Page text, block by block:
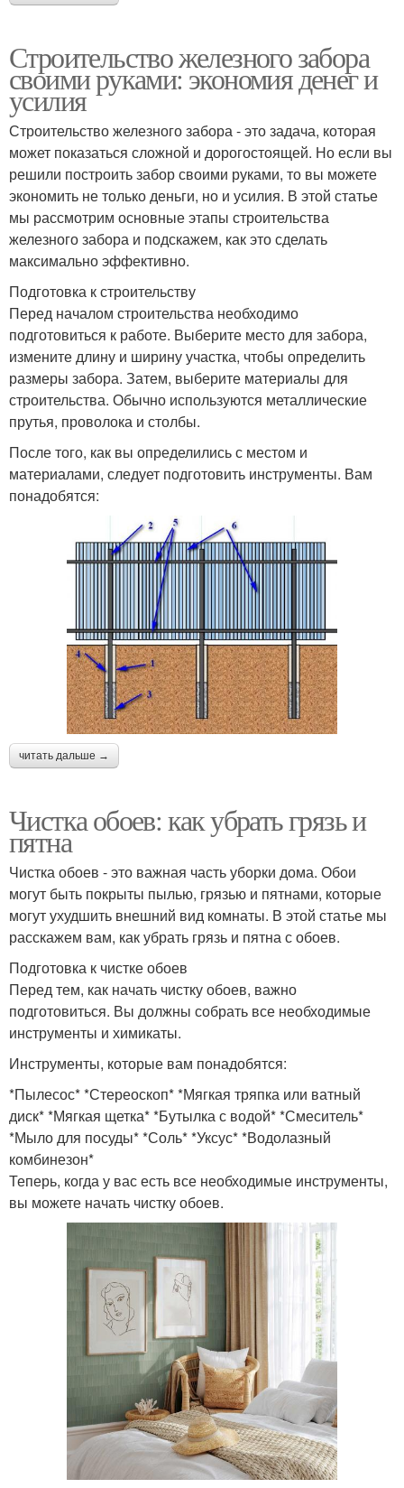
Строительство железного забора
своими руками: экономия денег и
усилия
Строительство железного забора - это задача, которая
может показаться сложной и дорогостоящей. Но если вы
решили построить забор своими руками, то вы можете
экономить не только деньги, но и усилия. В этой статье
мы рассмотрим основные этапы строительства
железного забора и подскажем, как это сделать
максимально эффективно.
Подготовка к строительству
Перед началом строительства необходимо
подготовиться к работе. Выберите место для забора,
измените длину и ширину участка, чтобы определить
размеры забора. Затем, выберите материалы для
строительства. Обычно используются металлические
прутья, проволока и столбы.
После того, как вы определились с местом и
материалами, следует подготовить инструменты. Вам
понадобятся:
читать дальше →
Чистка обоев: как убрать грязь и
пятна
Чистка обоев - это важная часть уборки дома. Обои
могут быть покрыты пылью, грязью и пятнами, которые
могут ухудшить внешний вид комнаты. В этой статье мы
расскажем вам, как убрать грязь и пятна с обоев.
Подготовка к чистке обоев
Перед тем, как начать чистку обоев, важно
подготовиться. Вы должны собрать все необходимые
инструменты и химикаты.
Инструменты, которые вам понадобятся:
*Пылесос* *Стереоскоп* *Мягкая тряпка или ватный
диск* *Мягкая щетка* *Бутылка с водой* *Смеситель*
*Мыло для посуды* *Соль* *Уксус* *Водолазный
комбинезон*
Теперь, когда у вас есть все необходимые инструменты,
вы можете начать чистку обоев.